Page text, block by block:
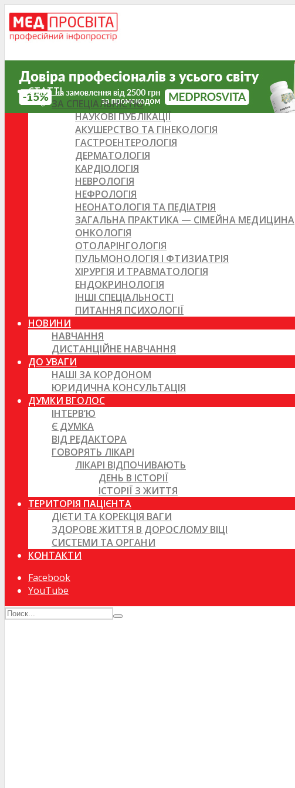
СТАТТІ
ЗА СПЕЦІАЛЬНІСТЮ
НАУКОВІ ПУБЛІКАЦІЇ
АКУШЕРСТВО ТА ГІНЕКОЛОГІЯ
ГАСТРОЕНТЕРОЛОГІЯ
ДЕРМАТОЛОГІЯ
КАРДІОЛОГІЯ
НЕВРОЛОГІЯ
НЕФРОЛОГІЯ
НЕОНАТОЛОГІЯ ТА ПЕДІАТРІЯ
ЗАГАЛЬНА ПРАКТИКА — СІМЕЙНА МЕДИЦИНА
ОНКОЛОГІЯ
ОТОЛАРІНГОЛОГІЯ
ПУЛЬМОНОЛОГІЯ І ФТИЗИАТРІЯ
ХІРУРГІЯ И ТРАВМАТОЛОГІЯ
ЕНДОКРИНОЛОГІЯ
ІНШІ СПЕЦІАЛЬНОСТІ
ПИТАННЯ ПСИХОЛОГІЇ
НОВИНИ
НАВЧАННЯ
ДИСТАНЦІЙНЕ НАВЧАННЯ
ДО УВАГИ
НАШІ ЗА КОРДОНОМ
ЮРИДИЧНА КОНСУЛЬТАЦІЯ
ДУМКИ ВГОЛОС
ІНТЕРВ’Ю
Є ДУМКА
ВІД РЕДАКТОРА
ГОВОРЯТЬ ЛІКАРІ
ЛІКАРІ ВІДПОЧИВАЮТЬ
ДЕНЬ В ІСТОРІЇ
ІСТОРІЇ З ЖИТТЯ
ТЕРИТОРІЯ ПАЦІЄНТА
ДІЄТИ ТА КОРЕКЦІЯ ВАГИ
ЗДОРОВЕ ЖИТТЯ В ДОРОСЛОМУ ВІЦІ
СИСТЕМИ ТА ОРГАНИ
КОНТАКТИ
Facebook
YouTube